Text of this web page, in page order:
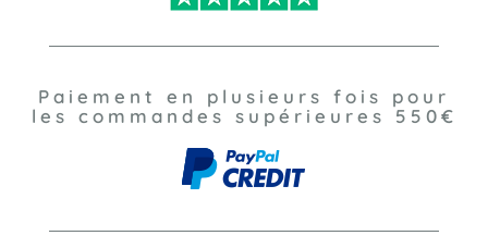
Paiement en plusieurs fois pour
les commandes supérieures 550€